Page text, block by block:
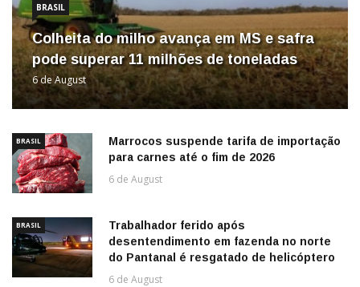
BRASIL
Colheita do milho avança em MS e safra
pode superar 11 milhões de toneladas
6 de August
BRASIL
Marrocos suspende tarifa de importação
para carnes até o fim de 2026
6 de August
BRASIL
Trabalhador ferido após
desentendimento em fazenda no norte
do Pantanal é resgatado de helicóptero
6 de August